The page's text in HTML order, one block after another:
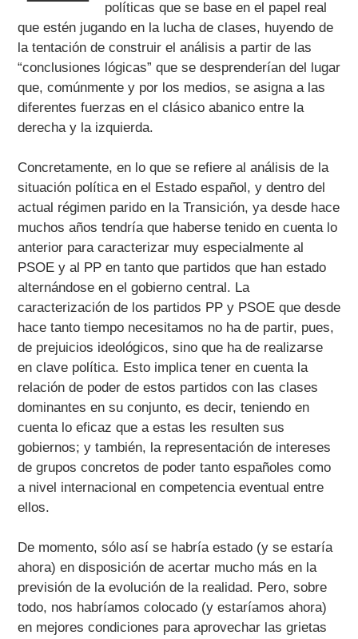
políticas que se base en el papel real
que estén jugando en la lucha de clases, huyendo de
la tentación de construir el análisis a partir de las
“conclusiones lógicas” que se desprenderían del lugar
que, comúnmente y por los medios, se asigna a las
diferentes fuerzas en el clásico abanico entre la
derecha y la izquierda.
Concretamente, en lo que se refiere al análisis de la
situación política en el Estado español, y dentro del
actual régimen parido en la Transición, ya desde hace
muchos años tendría que haberse tenido en cuenta lo
anterior para caracterizar muy especialmente al
PSOE y al PP en tanto que partidos que han estado
alternándose en el gobierno central. La
caracterización de los partidos PP y PSOE que desde
hace tanto tiempo necesitamos no ha de partir, pues,
de prejuicios ideológicos, sino que ha de realizarse
en clave política. Esto implica tener en cuenta la
relación de poder de estos partidos con las clases
dominantes en su conjunto, es decir, teniendo en
cuenta lo eficaz que a estas les resulten sus
gobiernos; y también, la representación de intereses
de grupos concretos de poder tanto españoles como
a nivel internacional en competencia eventual entre
ellos.
De momento, sólo así se habría estado (y se estaría
ahora) en disposición de acertar mucho más en la
previsión de la evolución de la realidad. Pero, sobre
todo, nos habríamos colocado (y estaríamos ahora)
en mejores condiciones para aprovechar las grietas